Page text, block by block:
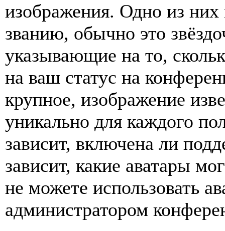
изображения. Одно из
званию, обычно это
указывающие на то,
на ваш статус на
крупное, изображение
уникально для каждого
зависит, включена ли
зависит, какие аватары
не можете использовать
администратором